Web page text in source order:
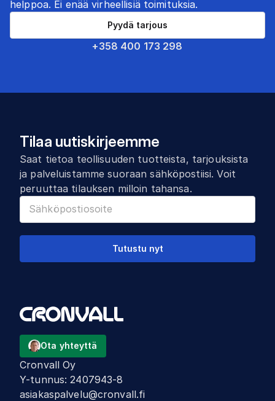
helppoa. Ei enää virheellisiä toimituksia.
+358 400 173 298
Pyydä tarjous
Tilaa uutiskirjeemme
Saat tietoa teollisuuden tuotteista, tarjouksista
ja palveluistamme suoraan sähköpostiisi. Voit
peruuttaa tilauksen milloin tahansa.
Tutustu nyt
Ota yhteyttä
Cronvall Oy
Y-tunnus:2407943-8
asiakaspalvelu@cronvall.fi